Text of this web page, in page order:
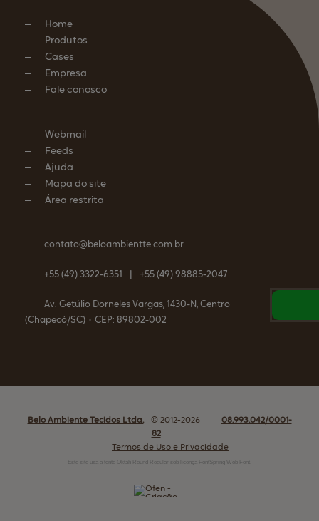
Home
Produtos
Cases
Empresa
Fale conosco
Webmail
Feeds
Ajuda
Mapa do site
Área restrita
contato@ beloambientte.com.br
+55 (49) 3322-6351 +55 (49) 98885-2047
Av. Getúlio Dorneles Vargas, 1430-N, Centro
(Chapecó/SC) • CEP: 89802-002
Belo Ambiente Tecidos Ltda. © 2012-2026
08.993.042/0001-
82
Termos de Uso e Privacidade
Este site usa a fonte Oktah Round Regular sob licença FontSpring Web Font.